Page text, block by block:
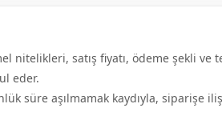
nitelikleri, satış fiyatı, ödeme şekli
eder.
süre aşılmamak kaydıyla,